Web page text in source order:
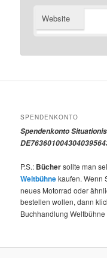
Website
SPENDENKONTO
Spendenkonto
P.S.: Büchersollte man
Weltbühnekaufen. Wenn
neues Motorrad oder
bestellen wollen, dann
Buchhandlung